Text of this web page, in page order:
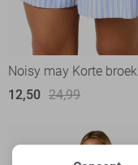
Noisy may Korte broek
12,50 24,99